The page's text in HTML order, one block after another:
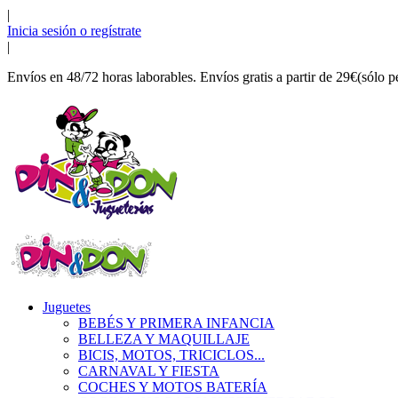
|
Inicia sesión o regístrate
|
Envíos en 48/72 horas laborables. Envíos gratis a partir de 29€(sólo
Juguetes
BEBÉS Y PRIMERA INFANCIA
BELLEZA Y MAQUILLAJE
BICIS, MOTOS, TRICICLOS...
CARNAVAL Y FIESTA
COCHES Y MOTOS BATERÍA